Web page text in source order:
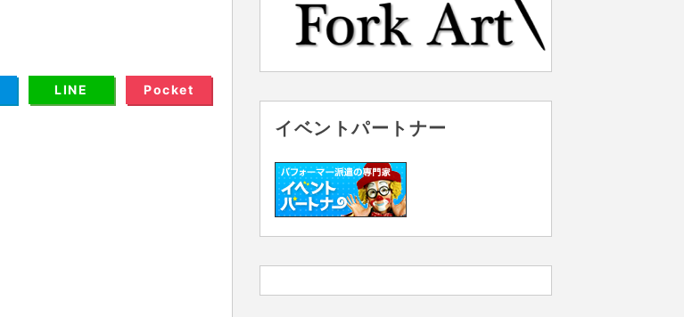
LINE Pocket
イベントパートナー